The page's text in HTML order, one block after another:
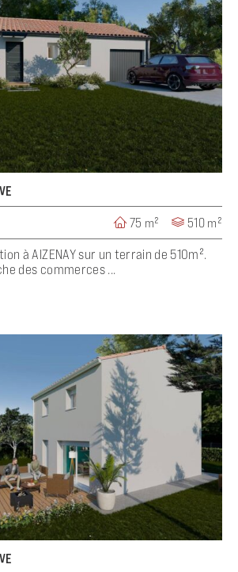
75 m² 510 m²
à AIZENAY sur un terrain de 510m².
des commerces ...